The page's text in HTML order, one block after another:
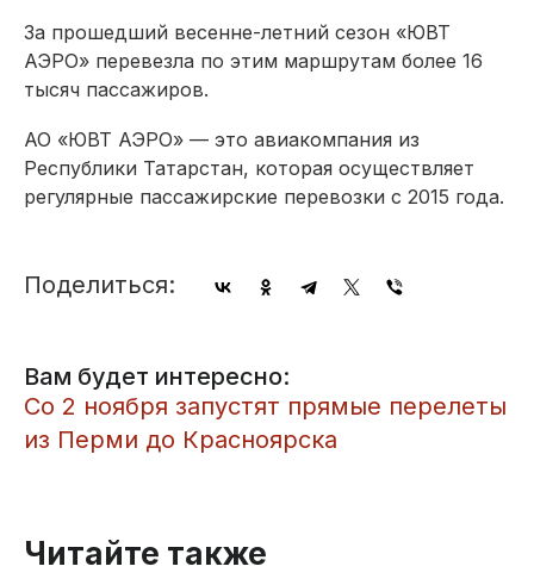
За прошедший весенне-летний сезон «ЮВТ
АЭРО» перевезла по этим маршрутам более 16
тысяч пассажиров.
АО «ЮВТ АЭРО» — это авиакомпания из
Республики Татарстан, которая осуществляет
регулярные пассажирские перевозки с 2015 года.
Поделиться:
Вам будет интересно:
Со 2 ноября запустят прямые перелеты
из Перми до Красноярска
Читайте также